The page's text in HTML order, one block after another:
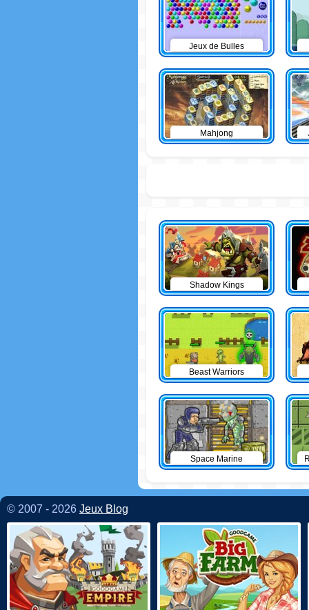
Jeux de Bulles
Mahjong
Shadow Kings
Beast Warriors
Space Marine
© 2007 - 2026 Jeux Blog